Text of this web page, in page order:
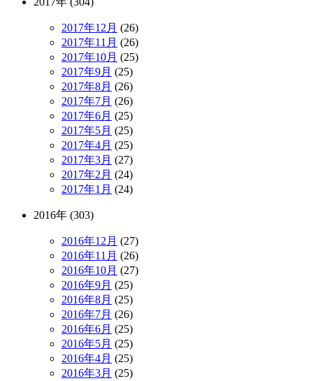
2017年12月 (26)
2017年11月 (26)
2017年10月 (25)
2017年9月 (25)
2017年8月 (26)
2017年7月 (26)
2017年6月 (25)
2017年5月 (25)
2017年4月 (25)
2017年3月 (27)
2017年2月 (24)
2017年1月 (24)
2016年 (303)
2016年12月 (27)
2016年11月 (26)
2016年10月 (27)
2016年9月 (25)
2016年8月 (25)
2016年7月 (26)
2016年6月 (25)
2016年5月 (25)
2016年4月 (25)
2016年3月 (25)